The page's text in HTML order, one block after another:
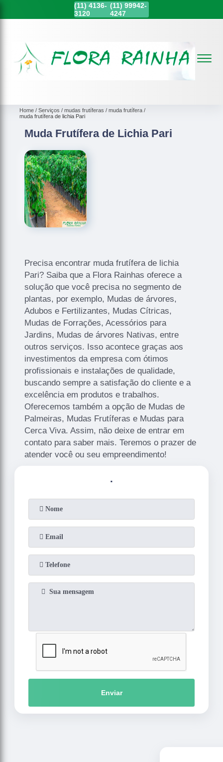
(11) 4136-
3120
(11)99942-
4247
Home Serviços mudas frutíferas
muda frutífera
muda frutífera de lichia Pari
Muda Frutífera de Lichia Pari
Precisa encontrar muda frutífera de lichia
Pari? Saiba que a Flora Rainhas oferece a
solução que você precisa no segmento de
plantas, por exemplo, Mudas de árvores,
Adubos e Fertilizantes, Mudas Cítricas,
Mudas de Forrações, Acessórios para
Jardins, Mudas de árvores Nativas, entre
outros serviços. Isso acontece graças aos
investimentos da empresa com ótimos
profissionais e instalações de qualidade,
buscando sempre a satisfação do cliente e a
excelência em produtos e trabalhos.
Oferecemos também a opção de Mudas de
Palmeiras, Mudas Frutíferas e Mudas para
Cerca Viva. Assim, não deixe de entrar em
contato para saber mais. Teremos o prazer de
atender você ou seu empreendimento!
.
Enviar